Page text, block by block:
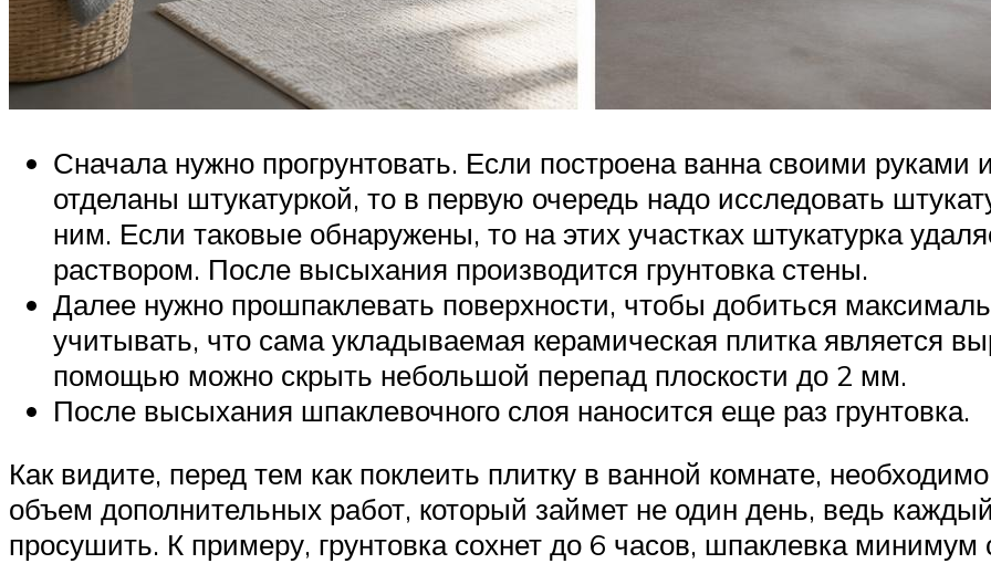
Сначала нужно прогрунтовать. Если построена ванна своими
отделаны штукатуркой, то в первую очередь надо исследовать
ним. Если таковые обнаружены, то на этих участках штукатурка
раствором. После высыхания производится грунтовка стены.
Далее нужно прошпаклевать поверхности, чтобы добиться
учитывать, что сама укладываемая керамическая плитка является
помощью можно скрыть небольшой перепад плоскости до 2 мм.
После высыхания шпаклевочного слоя наносится еще раз грунтовка.
Как видите, перед тем как поклеить плитку в ванной комнате,
объем дополнительных работ, который займет не один день, ведь
просушить. К примеру, грунтовка сохнет до 6 часов, шпаклевка минимум